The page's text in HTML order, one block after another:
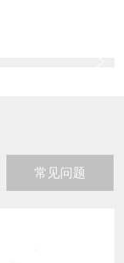
常见问题